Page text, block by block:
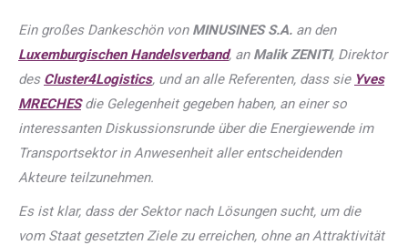
Ein großes Dankeschön von MINUSINES S.A. an den
Luxemburgischen Handelsverband, an Malik ZENITI, Direktor
des Cluster4Logistics, und an alle Referenten, dass sie Yves
MRECHESdie Gelegenheit gegeben haben, an einer so
interessanten Diskussionsrunde über die Energiewende im
Transportsektor in Anwesenheit aller entscheidenden
Akteure teilzunehmen.
Es ist klar, dass der Sektor nach Lösungen sucht, um die
vom Staat gesetzten Ziele zu erreichen, ohne an Attraktivität